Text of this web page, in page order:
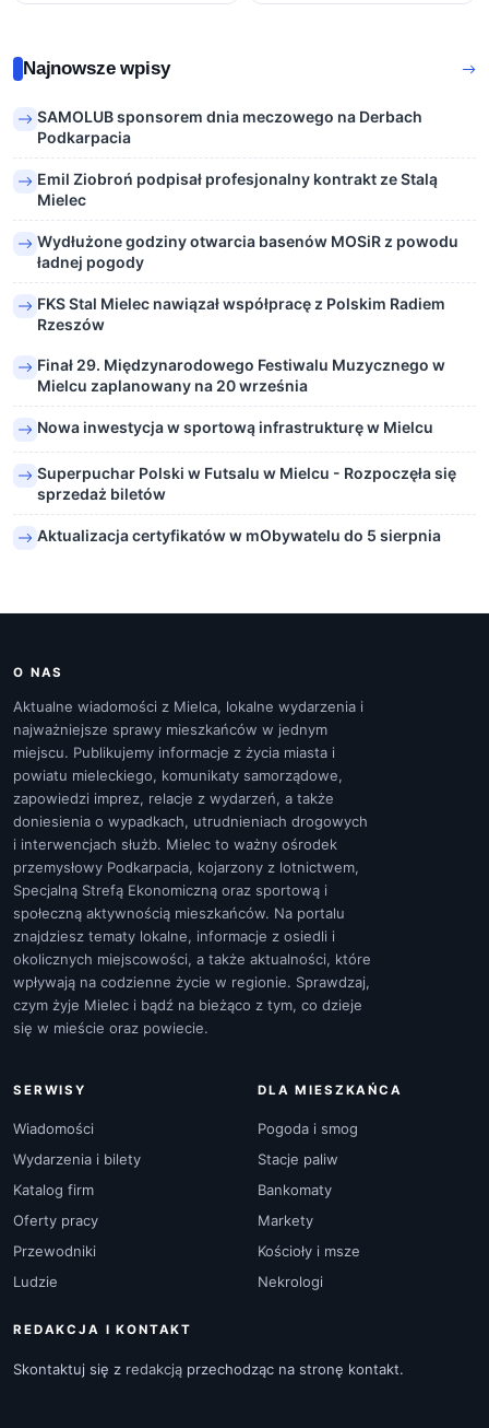
Najnowsze wpisy
SAMOLUB sponsorem dnia meczowego na Derbach
Podkarpacia
Emil Ziobroń podpisał profesjonalny kontrakt ze Stalą
Mielec
Wydłużone godziny otwarcia basenów MOSiR z powodu
ładnej pogody
FKS Stal Mielec nawiązał współpracę z Polskim Radiem
Rzeszów
Finał 29. Międzynarodowego Festiwalu Muzycznego w
Mielcu zaplanowany na 20 września
Nowa inwestycja w sportową infrastrukturę w Mielcu
Superpuchar Polski w Futsalu w Mielcu - Rozpoczęła się
sprzedaż biletów
Aktualizacja certyfikatów w mObywatelu do 5 sierpnia
O NAS
Aktualne wiadomości z Mielca, lokalne wydarzenia i
najważniejsze sprawy mieszkańców w jednym
miejscu. Publikujemy informacje z życia miasta i
powiatu mieleckiego, komunikaty samorządowe,
zapowiedzi imprez, relacje z wydarzeń, a także
doniesienia o wypadkach, utrudnieniach drogowych
i interwencjach służb. Mielec to ważny ośrodek
przemysłowy Podkarpacia, kojarzony z lotnictwem,
Specjalną Strefą Ekonomiczną oraz sportową i
społeczną aktywnością mieszkańców. Na portalu
znajdziesz tematy lokalne, informacje z osiedli i
okolicznych miejscowości, a także aktualności, które
wpływają na codzienne życie w regionie. Sprawdzaj,
czym żyje Mielec i bądź na bieżąco z tym, co dzieje
się w mieście oraz powiecie.
SERWISY
Wiadomości
Wydarzenia i bilety
Katalog firm
Oferty pracy
Przewodniki
Ludzie
DLA MIESZKAŃCA
Pogoda i smog
Stacje paliw
Bankomaty
Markety
Kościoły i msze
Nekrologi
REDAKCJA I KONTAKT
Skontaktuj się z redakcją przechodząc na stronę kontakt.